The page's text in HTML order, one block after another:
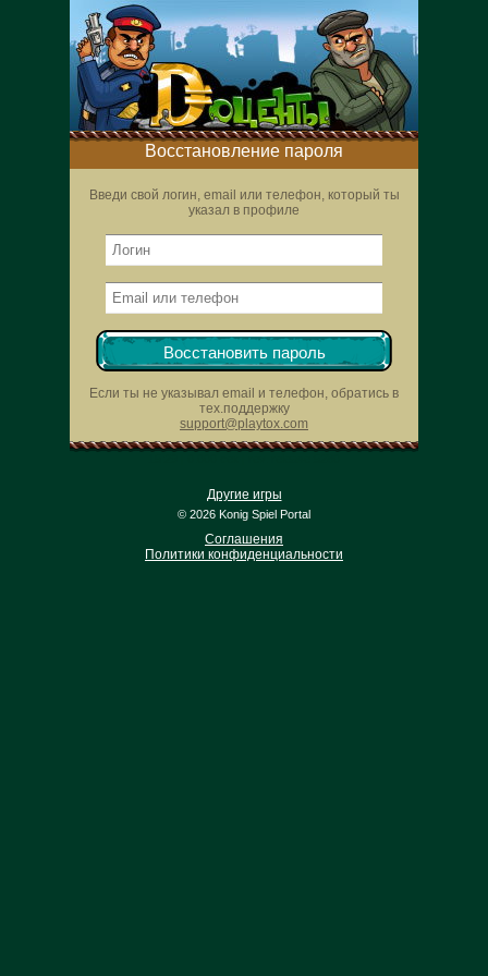
Восстановление пароля
Введи свой логин, email или телефон, который ты
указал в профиле
Восстановить пароль
Если ты не указывал email и телефон, обратись в
тех.поддержку
support@playtox.com
Другие игры
© 2026 Konig Spiel Portal
Соглашения
Политики конфиденциальности